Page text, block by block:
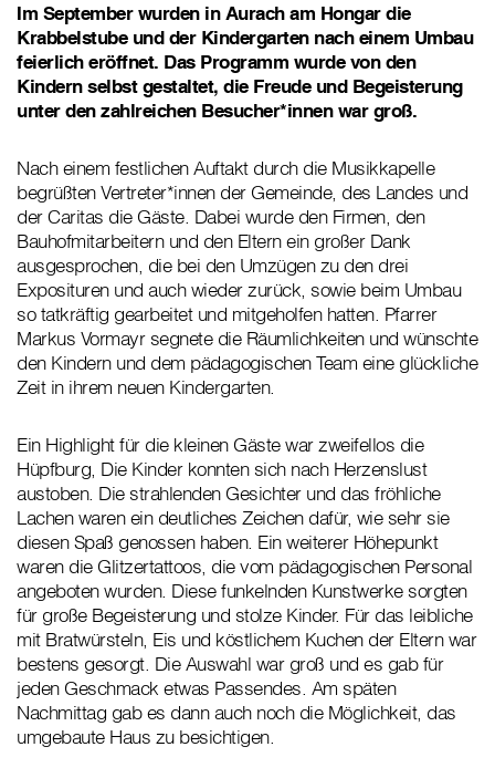
Im September wurden in Aurach am Hongar die
Krabbelstube und der Kindergarten nach einem Umbau
feierlich eröffnet. Das Programm wurde von den
Kindern selbst gestaltet, die Freude und Begeisterung
unter den zahlreichen Besucher*innen war groß.
Nach einem festlichen Auftakt durch die Musikkapelle
begrüßten Vertreter*innen der Gemeinde, des Landes und
der Caritas die Gäste. Dabei wurde den Firmen, den
Bauhofmitarbeitern und den Eltern ein großer Dank
ausgesprochen, die bei den Umzügen zu den drei
Exposituren und auch wieder zurück, sowie beim Umbau
so tatkräftig gearbeitet und mitgeholfen hatten. Pfarrer
Markus Vormayr segnete die Räumlichkeiten und wünschte
den Kindern und dem pädagogischen Team eine glückliche
Zeit in ihrem neuen Kindergarten.
Ein Highlight für die kleinen Gäste war zweifellos die
Hüpfburg, Die Kinder konnten sich nach Herzenslust
austoben. Die strahlenden Gesichter und das fröhliche
Lachen waren ein deutliches Zeichen dafür, wie sehr sie
diesen Spaß genossen haben. Ein weiterer Höhepunkt
waren die Glitzertattoos, die vom pädagogischen Personal
angeboten wurden. Diese funkelnden Kunstwerke sorgten
für große Begeisterung und stolze Kinder. Für das leibliche
mit Bratwürsteln, Eis und köstlichem Kuchen der Eltern war
bestens gesorgt. Die Auswahl war groß und es gab für
jeden Geschmack etwas Passendes. Am späten
Nachmittag gab es dann auch noch die Möglichkeit, das
umgebaute Haus zu besichtigen.